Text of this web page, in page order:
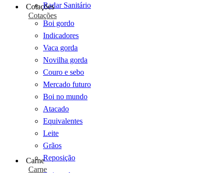
Radar Sanitário
Cotações
Cotações
Boi gordo
Indicadores
Vaca gorda
Novilha gorda
Couro e sebo
Mercado futuro
Boi no mundo
Atacado
Equivalentes
Leite
Grãos
Reposição
Carne
Carne